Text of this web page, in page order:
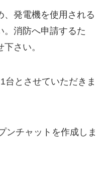
、発電機を使用される
。消防へ申請するた
下さい。
台とさせていただきま
ンチャットを作成しま